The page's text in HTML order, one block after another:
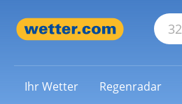
Ihr Wetter Regenradar